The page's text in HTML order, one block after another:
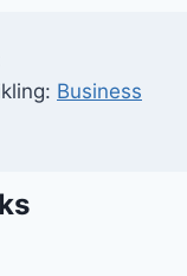
Business